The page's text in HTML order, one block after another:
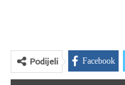
Podijeli Facebook